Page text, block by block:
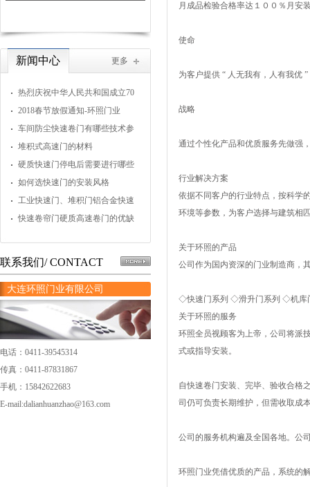
新闻中心 更多
热烈庆祝中华人民共和国成立70
周年
2018春节放假通知-环照门业
车间防尘快速卷门有哪些技术参
数
堆积式高速门的材料
硬质快速门停电后需要进行哪些
操作？
如何选快速门的安装风格
工业快速门、堆积门铝合金快速
门的应用
快速卷帘门硬质高速卷门的优缺
联系我们/ CONTACT
大连环照门业有限公司
电话：0411-39545314
传真：0411-87831867
手机：15842622683
E-mail:dalianhuanzhao@163.com
月成品检验合格率达１００％月安
使命
为客户提供 “ 人无我有，人有我优
战略
通过个性化产品和优质服务先做强
行业解决方案
依据不同客户的行业特点，按科学
环境等参数，为客户选择与建筑相
关于环照的产品
公司作为国内资深的门业制造商，
◇快速门系列 ◇滑升门系列 ◇机库
关于环照的服务
环照全员视顾客为上帝，公司将派
式或指导安装。
自快速卷门安装、完毕、验收合格
司仍可负责长期维护，但需收取成
公司的服务机构遍及全国各地。公
环照门业凭借优质的产品，系统的